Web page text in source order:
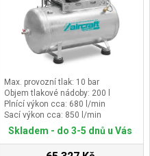
Max. provozní tlak: 10 bar
Objem tlakové nádoby: 200 l
Plnící výkon cca: 680 l/min
Sací výkon cca: 850 l/min
Skladem - do 3-5 dnů u Vás